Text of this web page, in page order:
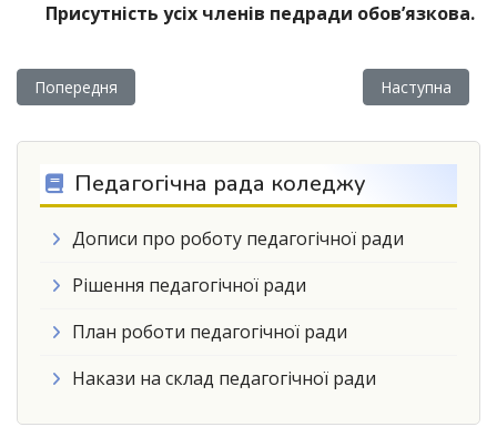
Присутність усіх членів педради обов’язкова.
Попередня стаття: Про роботу педагогічної ради коледжу
Попередня Наступна
Наступна
Педагогічна рада коледжу
Дописи про роботу педагогічної ради
Рішення педагогічної ради
План роботи педагогічної ради
Накази на склад педагогічної ради